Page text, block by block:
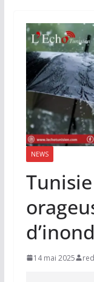
NEWS
14 mai 2025